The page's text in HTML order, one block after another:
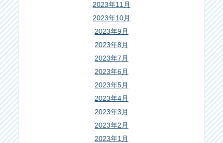
2023年11月
2023年10月
2023年9月
2023年8月
2023年7月
2023年6月
2023年5月
2023年4月
2023年3月
2023年2月
2023年1月